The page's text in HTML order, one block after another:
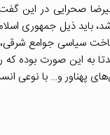
صحرایی در این
باید ذیل جمهوری
سیاسی جوامع شرقی،
به این‌ صورت بوده که
پهناور و… با نوعی